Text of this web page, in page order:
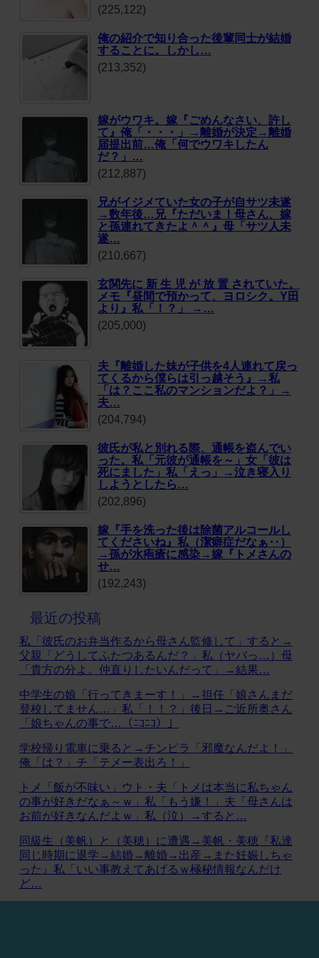
(225,122)
俺の紹介で知り合った後輩同士が結婚
することに。しかし…
(213,352)
嫁がウワキ。嫁『ごめんなさい、許し
て』俺「・・・」→離婚が決定→離婚
届提出前…俺「何でウワキしたん
だ？」…
(212,887)
兄がイジメていた女の子が自サツ未遂
→数年後…兄『ただいま！母さん、嫁
と孫連れてきたよ＾＾』母「サツ人未
遂…
(210,667)
玄関先に 新 生 児 が 放 置 されていた。
メモ『昼間で預かって、ヨロシク。Y田
より』私「！？」 →…
(205,000)
夫『離婚した妹が子供を4人連れて戻っ
てくるから僕らは引っ越そう』→私
「は？ここ私のマンションだよ？」→
夫…
(204,794)
彼氏が私と別れる際、通帳を盗んでい
った。私「元彼が通帳を～」女「彼は
死にました」私「えっ」→泣き寝入り
しようとしたら…
(202,896)
嫁『手を洗った後は除菌アルコールし
てくださいね』私（潔癖症だなぁ‥）
→孫が水疱瘡に感染→嫁『トメさんの
せ…
(192,243)
最近の投稿
私「彼氏のお弁当作るから母さん監修して」すると→
父親「どうしてふたつあるんだ？」私（ヤバっ…）母
「貴方の分よ。仲直りしたいんだって」→結果…
中学生の娘「行ってきまーす！」→担任「娘さんまだ
登校してません…」私「！！？」後日→ご近所奥さん
「娘ちゃんの事で…（ﾆｺﾆｺ）」
学校帰り電車に乗ると→チンピラ「邪魔なんだよ！」
俺「は？」チ「テメー表出ろ！」
トメ「飯が不味い」ウト・夫「トメは本当に私ちゃん
の事が好きだなぁ～ｗ」私「もう嫌！」夫「母さんは
お前が好きなんだよｗ」私（泣）→すると…
同級生（美帆）と（美穂）に遭遇→美帆・美穂『私達
同じ時期に退学→結婚→離婚→出産→また妊娠しちゃ
った』私「いい事教えてあげるｗ極秘情報なんだけ
ど…